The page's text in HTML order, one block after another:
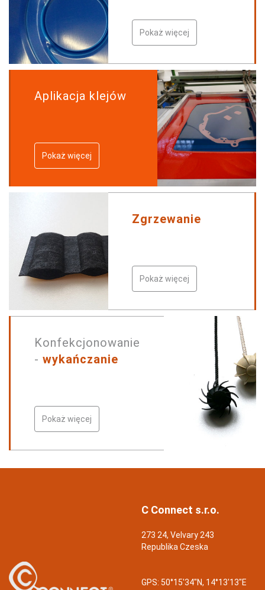
Pokaż więcej
Aplikacja klejów
Pokaż więcej
Zgrzewanie
Pokaż więcej
Konfekcjonowanie
-wykańczanie
Pokaż więcej
C Connect s.r.o.
273 24, Velvary 243
Republika Czeska
GPS: 50°15'34"N, 14°13'13"E